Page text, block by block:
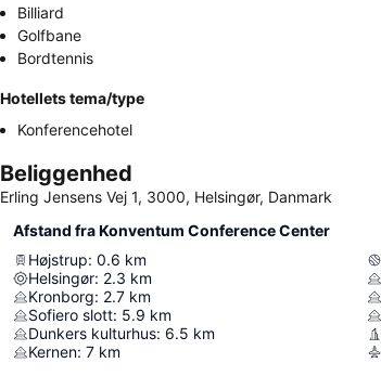
Billiard
Golfbane
Bordtennis
Hotellets tema/type
Konferencehotel
Beliggenhed
Erling Jensens Vej 1, 3000, Helsingør, Danmark
Afstand fra Konventum Conference Center
Højstrup: 0.6 km
Helsingør: 2.3 km
Kronborg: 2.7 km
Sofiero slott: 5.9 km
Dunkers kulturhus: 6.5 km
Kernen: 7 km